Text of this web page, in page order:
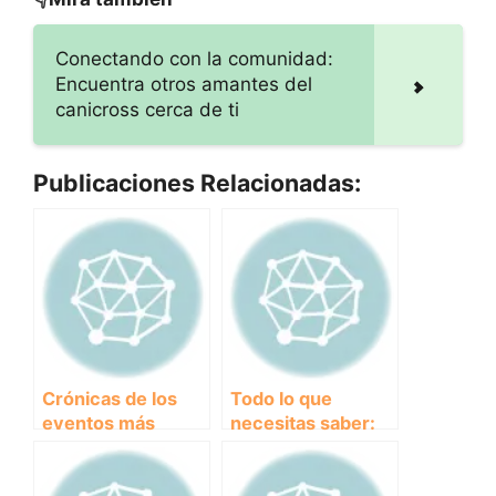
Conectando con la comunidad:
Encuentra otros amantes del
canicross cerca de ti
Publicaciones Relacionadas:
Crónicas de los
eventos más
destacados de
clubes y
Todo lo que
necesitas saber:
Ficha técnica de
eventos de clubes